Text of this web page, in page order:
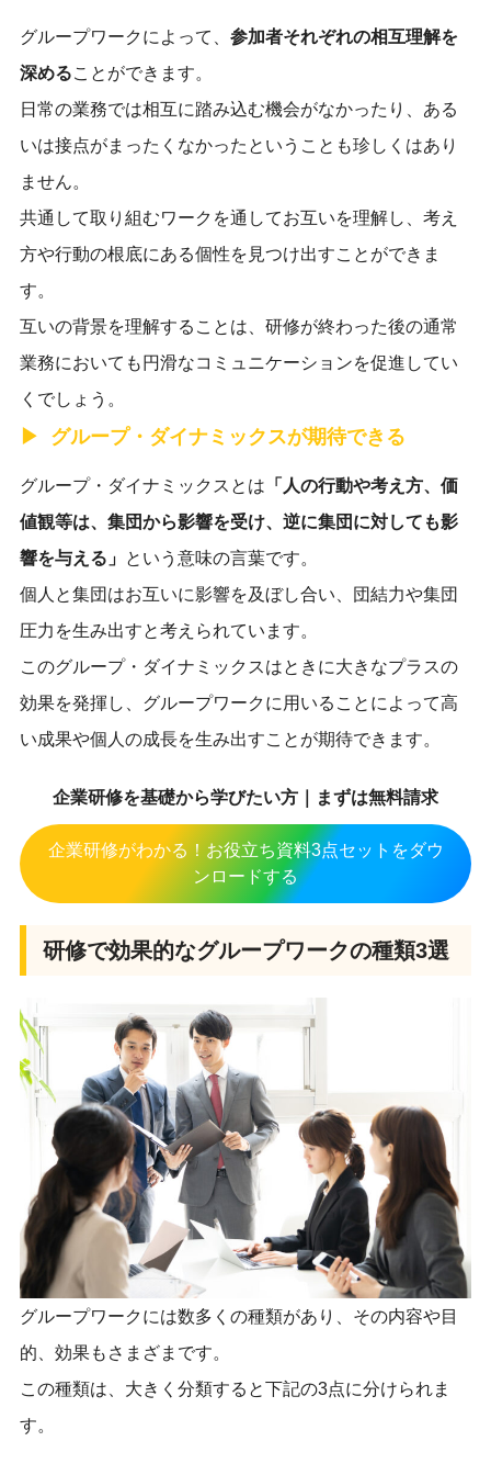
グループワークによって、 参加者それぞれの相互理解を
深めることができます。
日常の業務では相互に踏み込む機会がなかったり、ある
いは接点がまったくなかったということも珍しくはあり
ません。
共通して取り組むワークを通してお互いを理解し、考え
方や行動の根底にある個性を見つけ出すことができま
す。
互いの背景を理解することは、研修が終わった後の通常
業務においても円滑なコミュニケーションを促進してい
くでしょう。
グループ・ダイナミックスが期待できる
グループ・ダイナミックスとは 「人の行動や考え方、価
値観等は、集団から影響を受け、逆に集団に対しても影
響を与える」 という意味の言葉です。
個人と集団はお互いに影響を及ぼし合い、団結力や集団
圧力を生み出すと考えられています。
このグループ・ダイナミックスはときに大きなプラスの
効果を発揮し、グループワークに用いることによって高
い成果や個人の成長を生み出すことが期待できます。
企業研修を基礎から学びたい方｜まずは無料請求
企業研修がわかる！お役立ち資料3点セットをダウ
ンロードする
研修で効果的なグループワークの種類3選
グループワークには数多くの種類があり、その内容や目
的、効果もさまざまです。
この種類は、大きく分類すると下記の3点に分けられま
す。